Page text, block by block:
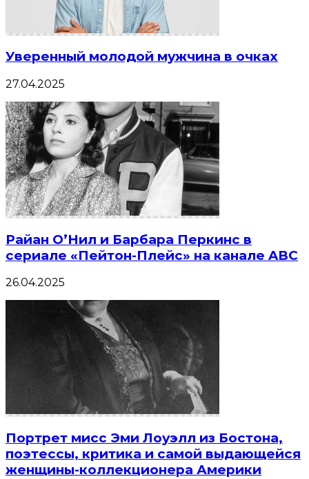
Уверенный молодой мужчина в очках
27.04.2025
Райан О’Нил и Барбара Перкинс в
сериале «Пейтон-Плейс» на канале ABC
26.04.2025
Портрет мисс Эми Лоуэлл из Бостона,
поэтессы, критика и самой выдающейся
женщины-коллекционера Америки